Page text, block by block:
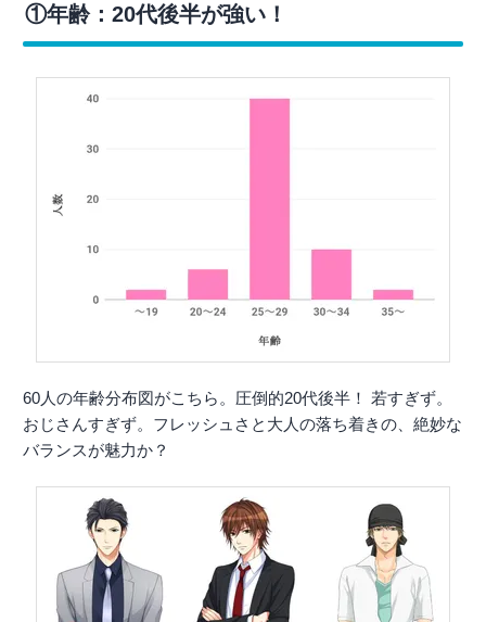
①年齢：20代後半が強い！
60人の年齢分布図がこちら。圧倒的20代後半！ 若すぎず。
おじさんすぎず。フレッシュさと大人の落ち着きの、絶妙な
バランスが魅力か？